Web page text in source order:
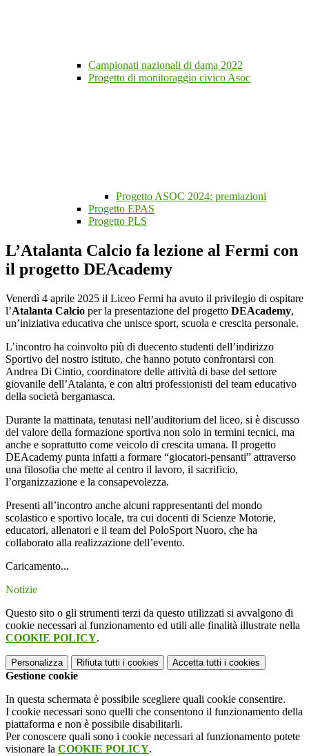
Campionati nazionali di dama 2022
Progetto di monitoraggio civico Asoc
Progetto ASOC 2024: premiazioni
Progetto EPAS
Progetto PLS
L’Atalanta Calcio fa lezione al Fermi con
il progetto DEAcademy
Venerdì 4 aprile 2025 il Liceo Fermi ha avuto il privilegio di ospitare
l’Atalanta Calcio per la presentazione del progetto DEAcademy,
un’iniziativa educativa che unisce sport, scuola e crescita personale.
L’incontro ha coinvolto più di duecento studenti dell’indirizzo
Sportivo del nostro istituto, che hanno potuto confrontarsi con
Andrea Di Cintio, coordinatore delle attività di base del settore
giovanile dell’Atalanta, e con altri professionisti del team educativo
della società bergamasca.
Durante la mattinata, tenutasi nell’auditorium del liceo, si è discusso
del valore della formazione sportiva non solo in termini tecnici, ma
anche e soprattutto come veicolo di crescita umana. Il progetto
DEAcademy punta infatti a formare “giocatori-pensanti” attraverso
una filosofia che mette al centro il lavoro, il sacrificio,
l’organizzazione e la consapevolezza.
Presenti all’incontro anche alcuni rappresentanti del mondo
scolastico e sportivo locale, tra cui docenti di Scienze Motorie,
educatori, allenatori e il team del PoloSport Nuoro, che ha
collaborato alla realizzazione dell’evento.
Caricamento...
Notizie
Questo sito o gli strumenti terzi da questo utilizzati si avvalgono di
cookie necessari al funzionamento ed utili alle finalità illustrate nella
COOKIE POLICY.
Personalizza Rifiuta tutti i cookies Accetta tutti i cookies
Gestione cookie
In questa schermata è possibile scegliere quali cookie consentire.
I cookie necessari sono quelli che consentono il funzionamento della
piattaforma e non è possibile disabilitarli.
Per conoscere quali sono i cookie necessari al funzionamento potete
visionare la COOKIE POLICY.